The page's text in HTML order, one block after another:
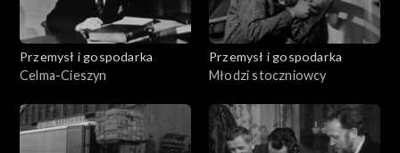
Przemysł i gospodarka
Celma-Cieszyn
Przemysł i gospodarka
Młodzi stoczniowcy